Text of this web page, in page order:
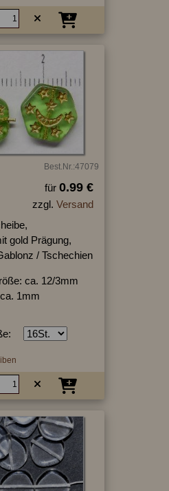
Best.Nr.:47079
für 0.99 €
zzgl. Versand
gold Prägung,
/ Tschechien
ca. 12/3mm
1mm